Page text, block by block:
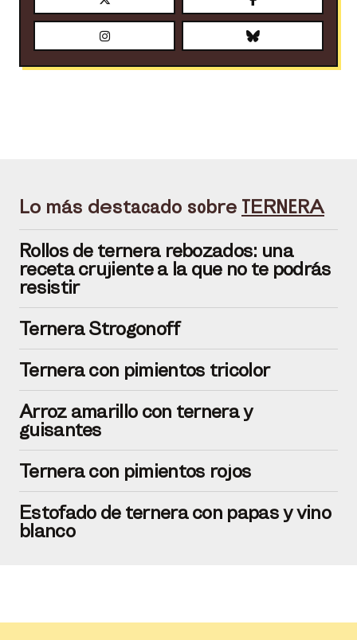
Lo más destacado sobre TERNERA
Rollos de ternera rebozados: una
receta crujiente a la que no te podrás
resistir
Ternera Strogonoff
Ternera con pimientos tricolor
Arroz amarillo con ternera y
guisantes
Ternera con pimientos rojos
Estofado de ternera con papas y vino
blanco